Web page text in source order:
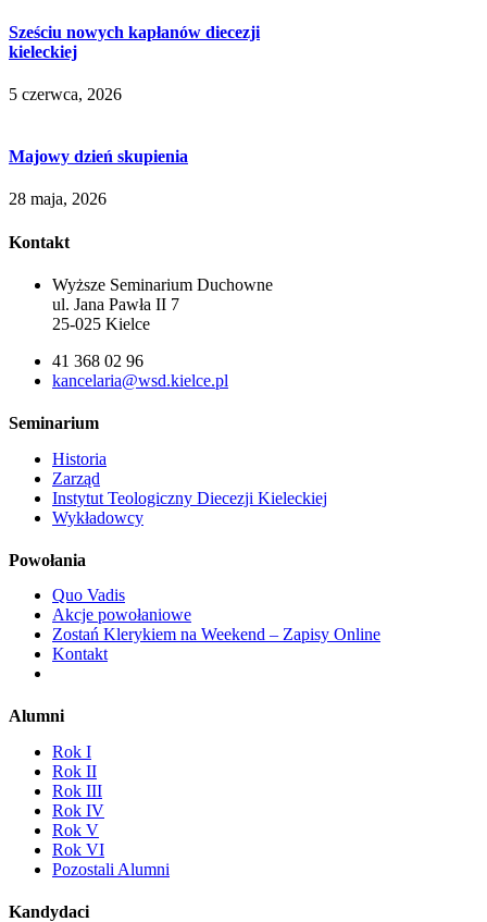
Sześciu nowych kapłanów diecezji
kieleckiej
5 czerwca, 2026
Majowy dzień skupienia
28 maja, 2026
Kontakt
Wyższe Seminarium Duchowne
ul. Jana Pawła II 7
25-025 Kielce
41 368 02 96
kancelaria@wsd.kielce.pl
Seminarium
Historia
Zarząd
Instytut Teologiczny Diecezji Kieleckiej
Wykładowcy
Powołania
Quo Vadis
Akcje powołaniowe
Zostań Klerykiem na Weekend – Zapisy Online
Kontakt
Alumni
Rok I
Rok II
Rok III
Rok IV
Rok V
Rok VI
Pozostali Alumni
Kandydaci